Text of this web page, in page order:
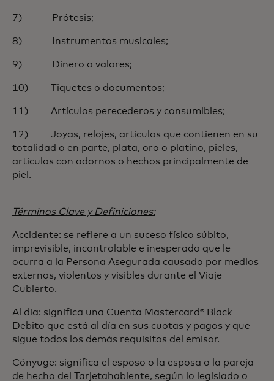
7) Prótesis;
8) Instrumentos musicales;
9) Dinero o valores;
10) Tiquetes o documentos;
11) Artículos perecederos y consumibles;
12) Joyas, relojes, artículos que contienen en su
totalidad o en parte, plata, oro o platino, pieles,
artículos con adornos o hechos principalmente de
piel.
Términos Clave y Definiciones:
Accidente: se refiere a un suceso físico súbito,
imprevisible, incontrolable e inesperado que le
ocurra a la Persona Asegurada causado por medios
externos, violentos y visibles durante el Viaje
Cubierto.
Al día: significa una Cuenta Mastercard® Black
Debito que está al día en sus cuotas y pagos y que
sigue todos los demás requisitos del emisor.
Cónyuge: significa el esposo o la esposa o la pareja
de hecho del Tarjetahabiente, según lo legislado o